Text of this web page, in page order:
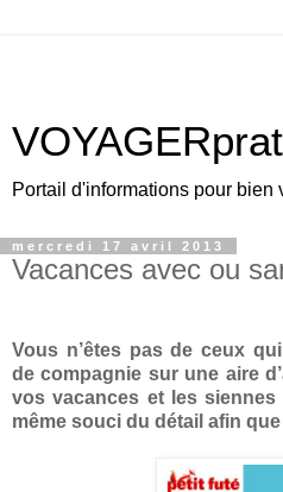
Portail d'informations pour bien
mercredi 17 avril 2013
Vacances avec ou
Vous n’êtes pas de ceux
de compagnie sur une aire
vos vacances et les
même souci du détail afin